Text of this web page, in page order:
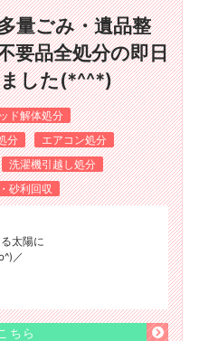
量ごみ・遺品整
要品全処分の即日
した(*^^*)
ド解体処分
分
エアコン処分
洗濯機引越し処分
砂利回収
太陽に
／
ちら